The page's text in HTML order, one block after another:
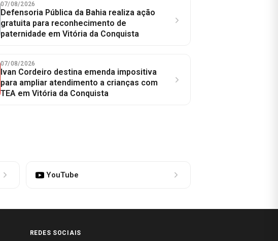
07/08/2026
Defensoria Pública da Bahia realiza ação
gratuita para reconhecimento de
paternidade em Vitória da Conquista
07/08/2026
Ivan Cordeiro destina emenda impositiva
para ampliar atendimento a crianças com
TEA em Vitória da Conquista
YouTube
REDES SOCIAIS